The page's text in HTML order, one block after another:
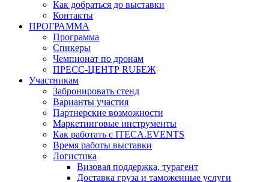
Как добраться до выставки
Контакты
ПРОГРАММА
Программа
Спикеры
Чемпионат по дронам
ПРЕСС-ЦЕНТР RUБЕЖ
Участникам
Забронировать стенд
Варианты участия
Партнерские возможности
Маркетинговые инструменты
Как работать с ITECA.EVENTS
Время работы выставки
Логистика
Визовая поддержка, турагент
Доставка груза и таможенные услуги